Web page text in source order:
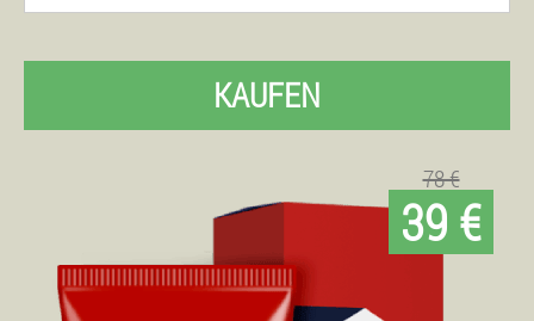
KAUFEN
78 €
39 €